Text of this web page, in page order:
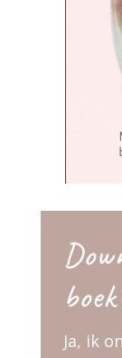
boek
Ja, ik